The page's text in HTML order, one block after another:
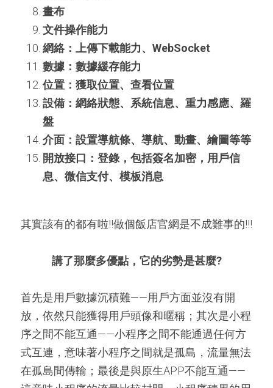
畫布
文件操作能力
網絡：上傳下載能力、WebSocket
數據：數據緩存能力
位置：獲取位置、查看位置
設備：網絡狀態、系統信息、重力感應、羅
盤
介面：設置導航條、導航、動畫、繪圖等等
開放接口：登錄，包括簽名加密，用戶信
息、微信支付、模板消息
其實該有的都有啦!!做個飯店官網是不成難事的!!!
講了那麼多優點，它的劣勢是甚麼?
首先是用戶數據沉積難——用戶方面並沒有開
放，依然只能獲得用戶頭像和暱稱；其次是小程
序之間不能互通——小程序之間不能通過任何方
式互連，意味著小程序之間就是孤島，流量無法
在孤島間傳輸；最後是與原生APP不能互通——